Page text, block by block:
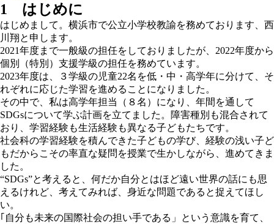
1 はじめに
はじめまして。横浜市で公立小学校教諭を務めております、西
川翔と申します。
2021年度まで一般級の担任をしておりましたが、2022年度から
個別（特別）支援学級の担任を務めています。
2023年度は、３学級の児童22名を低・中・高学年に分けて、そ
れぞれに応じた学習を進めることになりました。
その中で、私は高学年担当（８名）になり、年間を通して
SDGsについて学ぶ計画を立てました。障害種別も混合されて
おり、学習経験も生活経験も異なる子どもたちです。
社会科の学習経験を積んできた子どもの学び、経験の浅い子ど
もだからこその率直な疑問を授業で生かしながら、進めてきま
した。
“SDGs”と考えると、何だか自分とはほど遠い世界の話にも思
えるけれど、考えてみれば、身近な問題であると捉えてほし
い。
｢自分も未来の国際社会の担い手である」という意識を育て、